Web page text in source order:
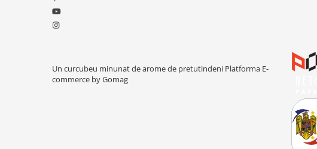
Un curcubeu minunat de arome de pretutindeni Platforma E-
commerce by Gomag